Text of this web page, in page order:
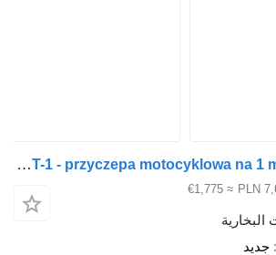
Lorries MT-1 - przyczepa motocyklowa na 1 motocykl + rowery